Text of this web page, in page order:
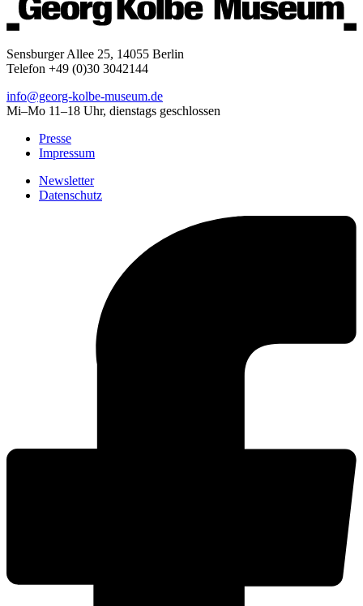
Sensburger Allee 25, 14055 Berlin
Telefon +49 (0)30 3042144
info@georg-kolbe-museum.de
Mi–Mo 11–18 Uhr, dienstags geschlossen
Presse
Impressum
Newsletter
Datenschutz